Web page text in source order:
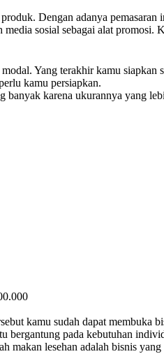
Dengan adanya
sosial sebagai alat
Yang terakhir kamu
kamu persiapkan.
karena ukurannya yang
kamu sudah dapat
bergantung pada kebutuhan
makan lesehan adalah bisnis